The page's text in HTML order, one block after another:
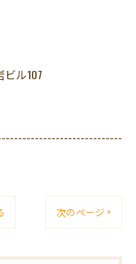
ル107
次のページ >